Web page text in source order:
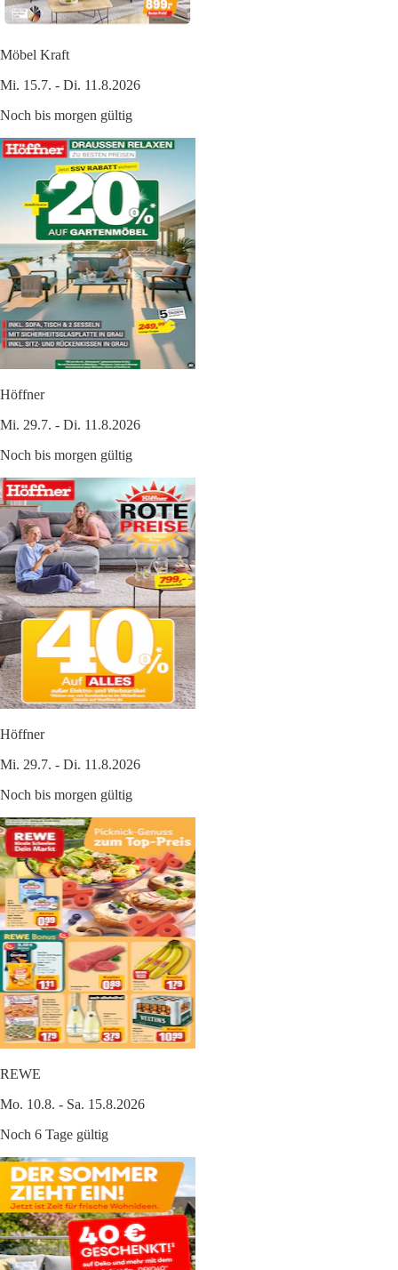
Möbel Kraft
Mi. 15.7. - Di. 11.8.2026
Noch bis morgen gültig
Höffner
Mi. 29.7. - Di. 11.8.2026
Noch bis morgen gültig
Höffner
Mi. 29.7. - Di. 11.8.2026
Noch bis morgen gültig
REWE
Mo. 10.8. - Sa. 15.8.2026
Noch 6 Tage gültig